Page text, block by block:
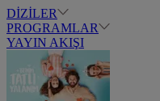
DİZİLER
PROGRAMLAR
YAYIN AKIŞI